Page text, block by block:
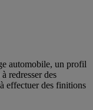
automobile, un profil
redresser des
effectuer des finitions